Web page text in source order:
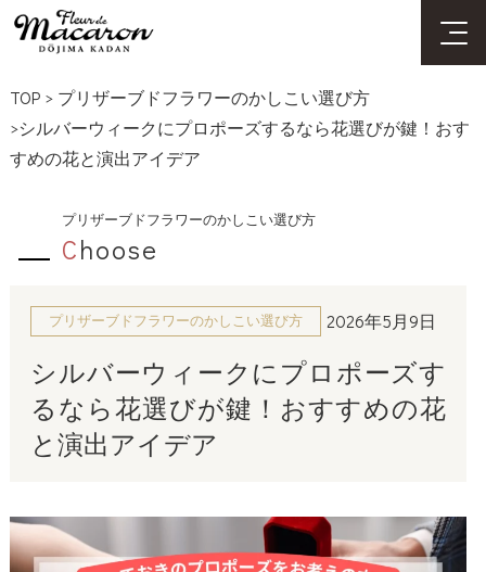
TOP> プリザーブドフラワーのかしこい選び方
>シルバーウィークにプロポーズするなら花選びが鍵！おす
すめの花と演出アイデア
プリザーブドフラワーのかしこい選び方
Choose
プリザーブドフラワーのかしこい選び方 2026年5月9日
シルバーウィークにプロポーズす
るなら花選びが鍵！おすすめの花
と演出アイデア